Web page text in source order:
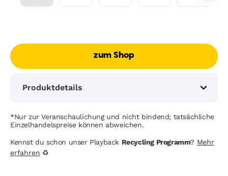
zum Shop
Produktdetails
*Nur zur Veranschaulichung und nicht bindend; tatsächliche
Einzelhandelspreise können abweichen.
Kennst du schon unser Playback Recycling Programm? Mehr
erfahren ♻